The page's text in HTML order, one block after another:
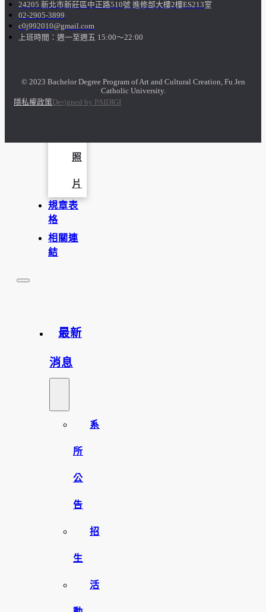
外
動
訪
照
片
規章表
格
相關連
結
最新
消息
系
所
公
告
招
生
活
24205 新北市新莊區中正路510號 進修部大樓2樓ES213室
02-2905-3899
c0j992010@gmail.com
上班時間：週一至週五 15:00～22:00
© 2023 Bachelor Degree Program of Art and Cultural Creation, Fu Jen
Catholic University.
隱私權政策 Designed by PAIDIGI